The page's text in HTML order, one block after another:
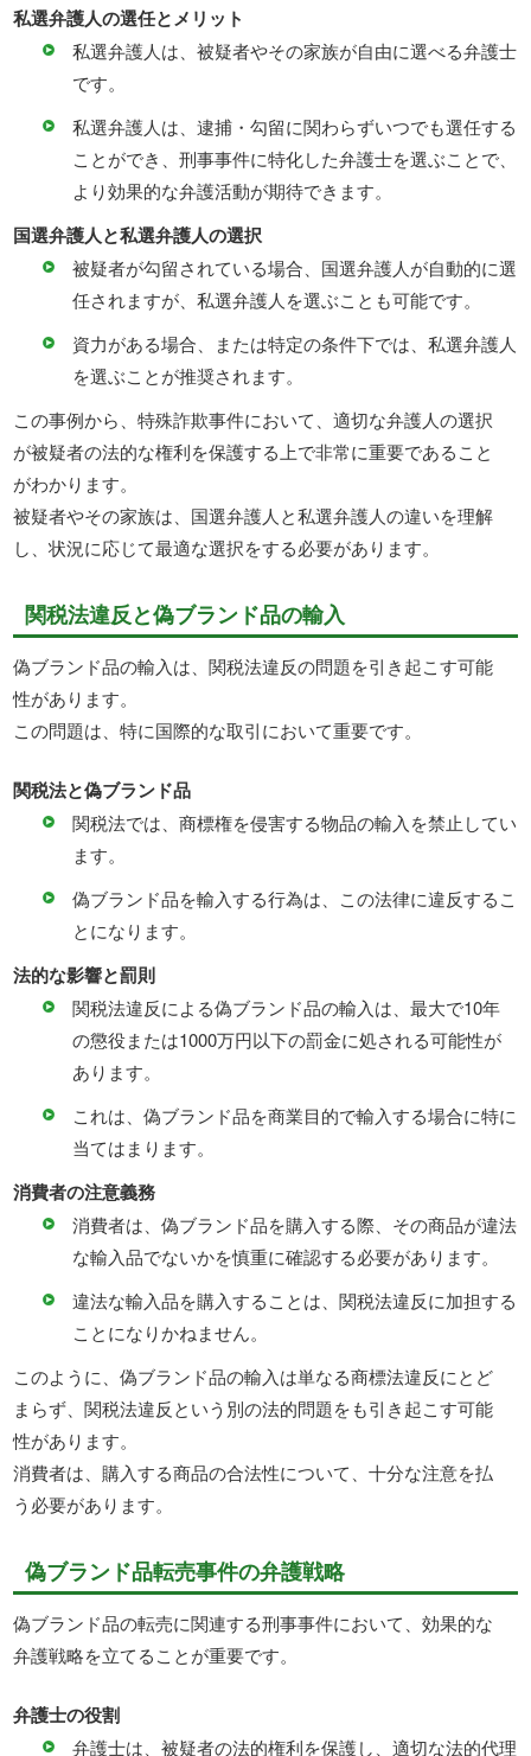
私選弁護人の選任とメリット
私選弁護人は、被疑者やその家族が自由に選べる弁護士
です。
私選弁護人は、逮捕・勾留に関わらずいつでも選任する
ことができ、刑事事件に特化した弁護士を選ぶことで、
より効果的な弁護活動が期待できます。
国選弁護人と私選弁護人の選択
被疑者が勾留されている場合、国選弁護人が自動的に選
任されますが、私選弁護人を選ぶことも可能です。
資力がある場合、または特定の条件下では、私選弁護人
を選ぶことが推奨されます。
この事例から、特殊詐欺事件において、適切な弁護人の選択
が被疑者の法的な権利を保護する上で非常に重要であること
がわかります。
被疑者やその家族は、国選弁護人と私選弁護人の違いを理解
し、状況に応じて最適な選択をする必要があります。
関税法違反と偽ブランド品の輸入
偽ブランド品の輸入は、関税法違反の問題を引き起こす可能
性があります。
この問題は、特に国際的な取引において重要です。
関税法と偽ブランド品
関税法では、商標権を侵害する物品の輸入を禁止してい
ます。
偽ブランド品を輸入する行為は、この法律に違反するこ
とになります。
法的な影響と罰則
関税法違反による偽ブランド品の輸入は、最大で10年
の懲役または1000万円以下の罰金に処される可能性が
あります。
これは、偽ブランド品を商業目的で輸入する場合に特に
当てはまります。
消費者の注意義務
消費者は、偽ブランド品を購入する際、その商品が違法
な輸入品でないかを慎重に確認する必要があります。
違法な輸入品を購入することは、関税法違反に加担する
ことになりかねません。
このように、偽ブランド品の輸入は単なる商標法違反にとど
まらず、関税法違反という別の法的問題をも引き起こす可能
性があります。
消費者は、購入する商品の合法性について、十分な注意を払
う必要があります。
偽ブランド品転売事件の弁護戦略
偽ブランド品の転売に関連する刑事事件において、効果的な
弁護戦略を立てることが重要です。
弁護士の役割
弁護士は、被疑者の法的権利を保護し、適切な法的代理